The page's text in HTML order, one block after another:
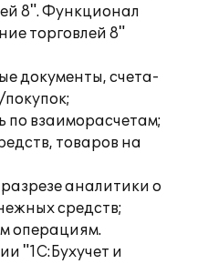
8". Функционал
торговлей 8"
документы, счета-
по взаиморасчетам;
товаров на
аналитики о
средств;
операциям.
"1С:Бухучет и